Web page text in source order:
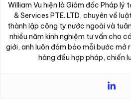
William Vu hiện là Giám đốc Pháp lý
& Services PTE. LTD, chuyên về
thành lập công ty nước ngoài và
nhiều năm kinh nghiệm tư vấn cho
giới, anh luôn đảm bảo mỗi bước mở
hàng đều hợp pháp, chiến